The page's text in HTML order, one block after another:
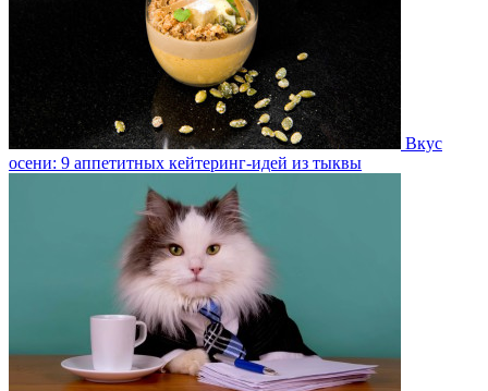
Вкус
осени: 9 аппетитных кейтеринг-идей из тыквы